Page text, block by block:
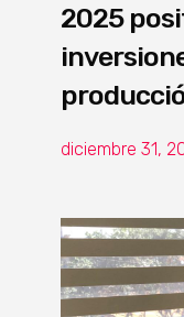
2025
diciembre 31,